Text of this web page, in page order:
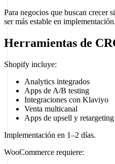
Para negocios que buscan crecer
ser más estable en implementación.
Herramientas de
Shopify incluye:
Analytics integrados
Apps de A/B testing
Integraciones con Klaviyo
Venta multicanal
Apps de upsell y retargeting
Implementación en 1–2 días.
WooCommerce requiere: